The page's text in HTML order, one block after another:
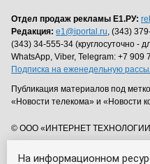
На информационном
Отдел продаж рекламы Е1.РУ:
Редакция: e1@iportal.ru, (343)
(343) 34-555-34 (круглосуточно -
WhatsApp, Viber, Telegram: +7 909
Подписка на еженедельную
Публикация материалов под
«Новости телекома» и «Новости
© ООО «ИНТЕРНЕТ